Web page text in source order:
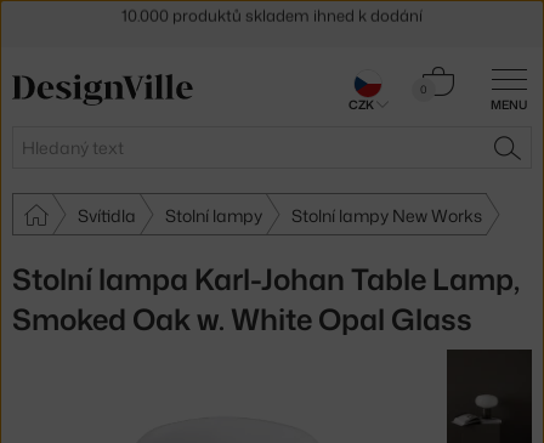
MENU
Hledat
0
Košík
Svítidla Stolní lampy Stolní lampy New Works
Stolní lampa Karl-Johan Table Lamp,
Smoked Oak w. White Opal Glass
30 dní na vrácení zboží
CZK